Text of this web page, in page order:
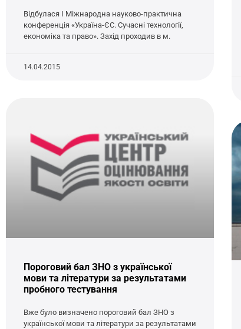
Відбулася І Міжнародна науково-практична
конференція «Україна-ЄС. Сучасні технології,
економіка та право». Захід проходив в м.
14.04.2015
Пороговий бал ЗНО з української
мови та літератури за результатами
пробного тестування
Вже було визначено пороговий бал ЗНО з
української мови та літератури за результатами